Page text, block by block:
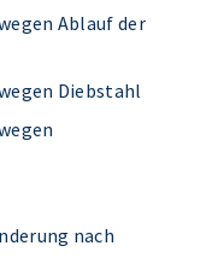
Ablauf der
Diebstahl
nach